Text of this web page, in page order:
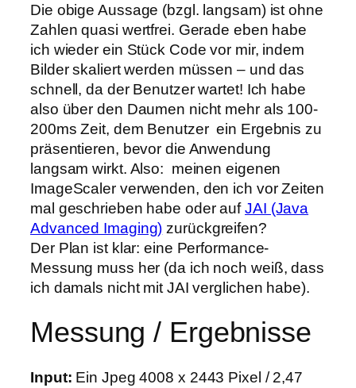
Die obige Aussage (bzgl. langsam) ist ohne
Zahlen quasi wertfrei. Gerade eben habe
ich wieder ein Stück Code vor mir, indem
Bilder skaliert werden müssen – und das
schnell, da der Benutzer wartet! Ich habe
also über den Daumen nicht mehr als 100-
200ms Zeit, dem Benutzer ein Ergebnis zu
präsentieren, bevor die Anwendung
langsam wirkt. Also: meinen eigenen
ImageScaler verwenden, den ich vor Zeiten
mal geschrieben habe oder aufJAI (Java
Advanced Imaging) zurückgreifen?
Der Plan ist klar: eine Performance-
Messung muss her (da ich noch weiß, dass
ich damals nicht mit JAI verglichen habe).
Messung / Ergebnisse
Input: Ein Jpeg 4008 x 2443 Pixel / 2,47